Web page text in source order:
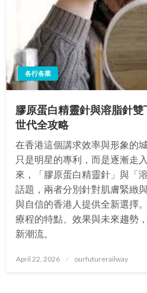
各行各業
膠原蛋白精靈針與溶脂針
世代全攻略
在香港這個講求效率與形象的
只是明星的專利，而是逐漸走
來，「膠原蛋白精靈針」與「
話題，兩者分別針對肌膚緊緻
與自信的香港人提供全新選擇
療程的特點、效果與未來趨勢
新潮流。
Posted
April 22, 2026 ourfuturerailway